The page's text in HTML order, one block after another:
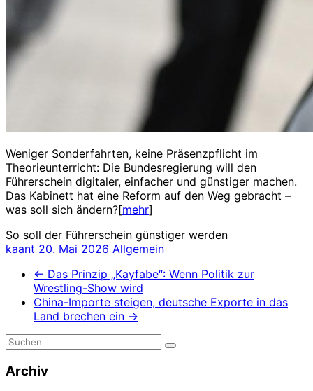
Weniger Sonderfahrten, keine Präsenzpflicht im
Theorieunterricht: Die Bundesregierung will den
Führerschein digitaler, einfacher und günstiger machen.
Das Kabinett hat eine Reform auf den Weg gebracht –
was soll sich ändern?[mehr]
So soll der Führerschein günstiger werden
kaant 20. Mai 2026 Allgemein
← Das Prinzip „Kayfabe“: Wenn Politik zur
Wrestling-Show wird
China-Importe steigen, deutsche Exporte in das
Land brechen ein →
Archiv